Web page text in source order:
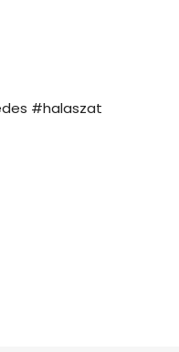
#halaszat